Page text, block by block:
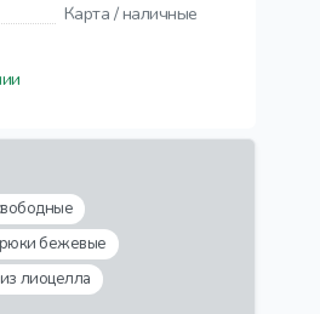
Карта / наличные
бежевые
лиоцелла